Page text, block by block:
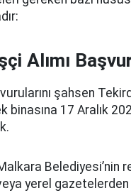
Alımı
şahsen
binasına 17 Aralık
Belediyesi’nin
yerel gazetelerden